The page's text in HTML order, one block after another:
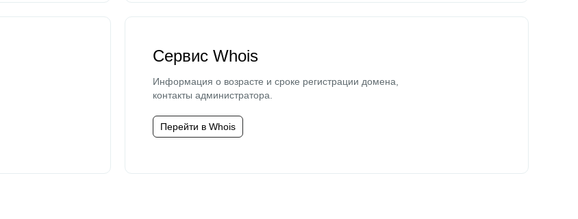
Сервис Whois
Информация о возрасте и сроке регистрации домена,
контакты администратора.
Перейти в Whois